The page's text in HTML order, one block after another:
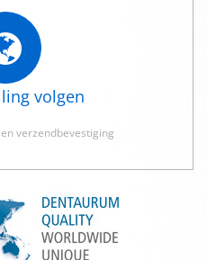
volgen
verzendbevestiging